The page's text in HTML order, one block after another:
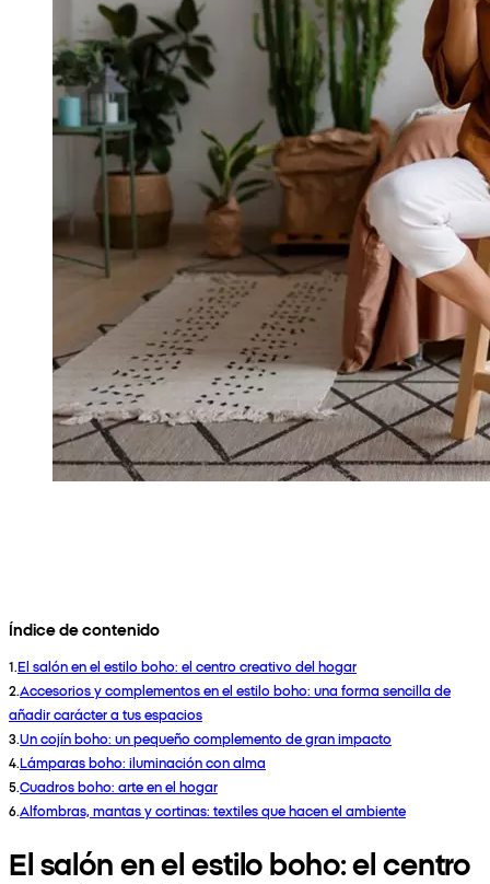
Índice de contenido
1.El salón en el estilo boho: el centro creativo del hogar
2.Accesorios y complementos en el estilo boho: una forma sencilla de
añadir carácter a tus espacios
3.Un cojín boho: un pequeño complemento de gran impacto
4.Lámparas boho: iluminación con alma
5.Cuadros boho: arte en el hogar
6.Alfombras, mantas y cortinas: textiles que hacen el ambiente
El salón en el estilo boho: el centro